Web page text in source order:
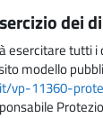
dei
esercitare tutti i
modello
vp-11360-